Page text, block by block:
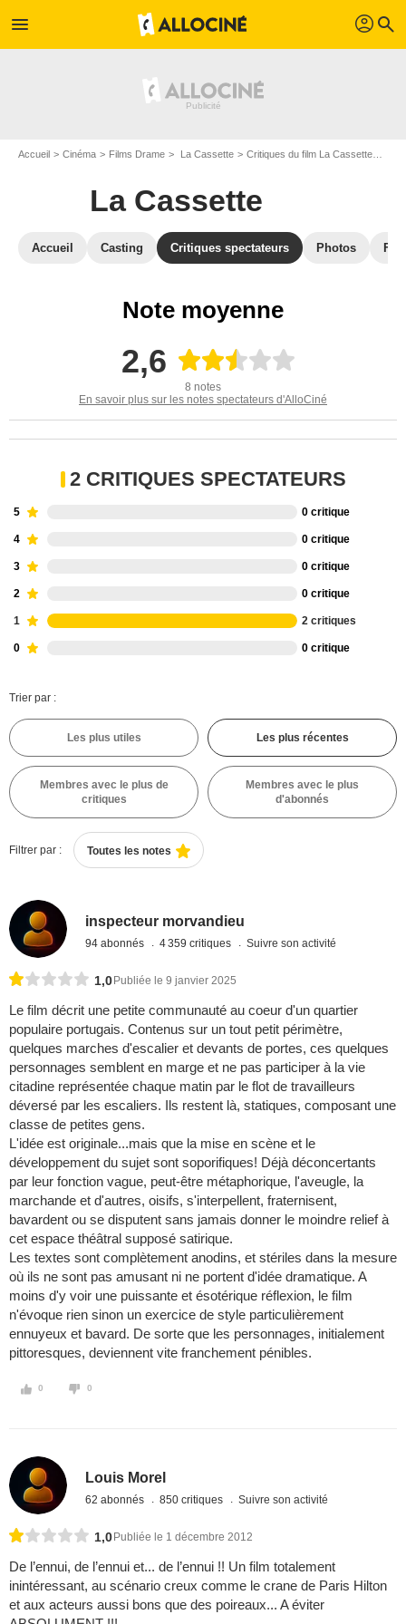
menu profil search
Accueil Cinéma Films Drame La Cassette Critiques du film La Cassette
La Cassette
Accueil Casting Critiques spectateurs Photos
Note moyenne
2,6
8 notes
En savoir plus sur les notes spectateurs d'AlloCiné
2 CRITIQUES SPECTATEURS
5 0 critique
4 0 critique
3 0 critique
2 0 critique
1 2 critiques
0 0 critique
Trier par :
Les plus utiles Les plus récentes
Membres avec le plus de
critiques
Membres avec le plus
d'abonnés
Filtrer par : Toutes les notes
inspecteur morvandieu
94 abonnés 4 359 critiques Suivre son activité
1,0 Publiée le 9 janvier 2025
Le film décrit une petite communauté au coeur d'un quartier
populaire portugais. Contenus sur un tout petit périmètre,
quelques marches d'escalier et devants de portes, ces quelques
personnages semblent en marge et ne pas participer à la vie
citadine représentée chaque matin par le flot de travailleurs
déversé par les escaliers. Ils restent là, statiques, composant une
classe de petites gens.
L'idée est originale...mais que la mise en scène et le
développement du sujet sont soporifiques! Déjà déconcertants
par leur fonction vague, peut-être métaphorique, l'aveugle, la
marchande et d'autres, oisifs, s'interpellent, fraternisent,
bavardent ou se disputent sans jamais donner le moindre relief à
cet espace théâtral supposé satirique.
Les textes sont complètement anodins, et stériles dans la mesure
où ils ne sont pas amusant ni ne portent d'idée dramatique. A
moins d'y voir une puissante et ésotérique réflexion, le film
n'évoque rien sinon un exercice de style particulièrement
ennuyeux et bavard. De sorte que les personnages, initialement
pittoresques, deviennent vite franchement pénibles.
0 0
Louis Morel
62 abonnés 850 critiques Suivre son activité
1,0 Publiée le 1 décembre 2012
De l’ennui, de l’ennui et... de l’ennui !! Un film totalement
inintéressant, au scénario creux comme le crane de Paris Hilton
et aux acteurs aussi bons que des poireaux... A éviter